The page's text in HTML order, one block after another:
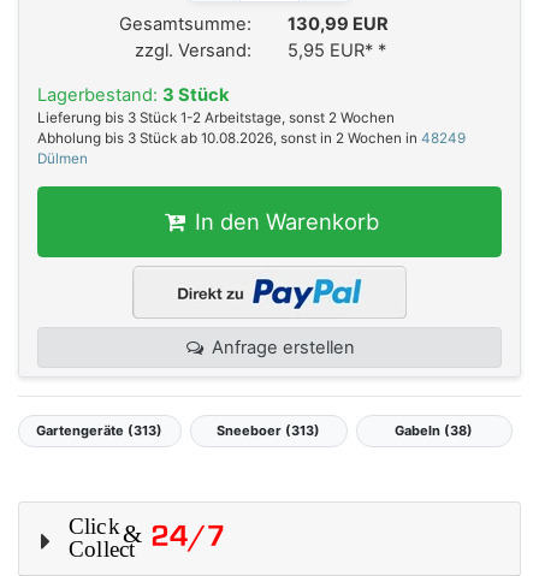
Gesamtsumme:
130,99 EUR
zzgl. Versand:
5,95 EUR* *
Lagerbestand: 3 Stück
Lieferung bis 3 Stück 1-2 Arbeitstage, sonst 2 Wochen
Abholung bis 3 Stück ab 10.08.2026, sonst in 2 Wochen in 48249
Dülmen
In den Warenkorb
Anfrage erstellen
Gartengeräte (313) Sneeboer (313) Gabeln (38)